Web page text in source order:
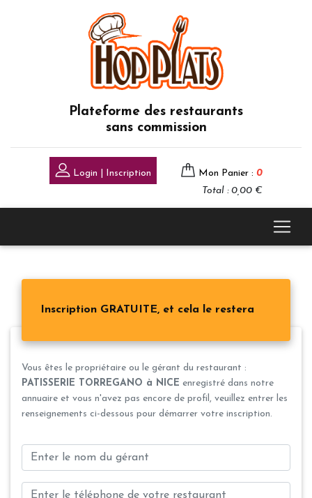
Plateforme des restaurants
sans commission
Login | Inscription Mon Panier : 0
Total : 0,00 €
Inscription GRATUITE, et cela le restera
Vous êtes le propriétaire ou le gérant du restaurant :
PATISSERIE TORREGANO à NICE enregistré dans notre
annuaire et vous n'avez pas encore de profil, veuillez entrer les
renseignements ci-dessous pour démarrer votre inscription.